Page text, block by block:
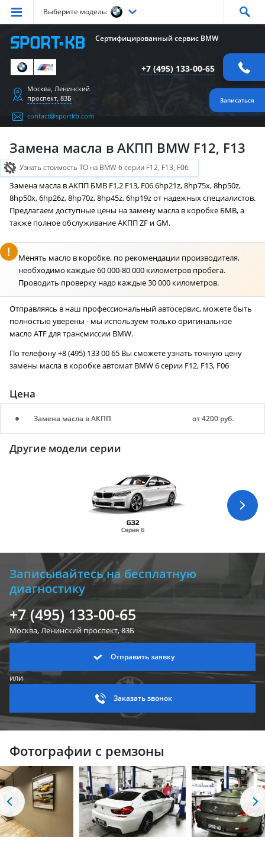
Выберите модель:
Серия Серия Серия
СерияX3
Серия X4 X6 СерияZ4 СерияM
Сертифицированный сервис BMW
+7 (495) 133-00-65
Записаться
Москва, Ленинский
проспект, 83Б
contact@sportkb.com
Замена масла в АКПП BMW F12, F13
Узнать стоимость ТО на BMW 6 серии F12, F13, F06
Замена масла в АКПП БМВ F1,2 F13, F06 6hp21z, 8hp75x, 8hp50z,
8hp50x, 6hp26z, 8hp70z, 8hp45z, 6hp19z от надежных специалистов.
Предлагаем доступные цены на замену масла в коробке БМВ, а
также полное обслуживание АКПП ZF и GM.
Менять масло в коробке, по рекомендации производителя,
необходимо каждые 60 000-80 000 километров пробега.
Проводить проверку надо каждые 30 000 километров.
Отправляясь в наш профессиональный автосервис, можете быть
полностью уверены - мы используем только оригинальное
масло ATF для трансмиссии BMW.
По телефону +8 (495) 133 00 65 Вы сможете узнать точную цену
замены масла в коробке автомат BMW 6 серии F12, F13, F06
Цена
Замена масла в АКПП от 4200 руб.
Другие модели серии
G32
Серия 6
Записывайтесь на бесплатную
диагностику
+7 (495) 133-00-65
Москва, Ленинскийпроспект, 83Б
Отправить заявку
или
Заказать звонок
Фотографии с ремзоны